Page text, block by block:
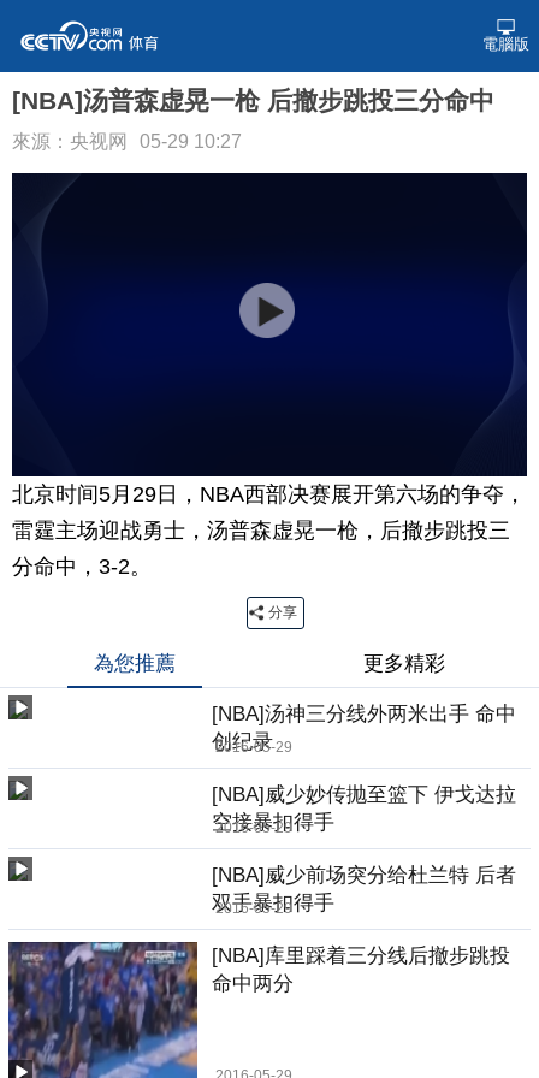
電腦版
[NBA]汤普森虚晃一枪 后撤步跳投三分命中
來源：央视网 05-29 10:27
北京时间5月29日，NBA西部决赛展开第六场的争夺，
雷霆主场迎战勇士，汤普森虚晃一枪，后撤步跳投三
分命中，3-2。
分享
為您推薦 更多精彩
[NBA]汤神三分线外两米出手 命中
创纪录
2016-05-29
[NBA]威少妙传抛至篮下 伊戈达拉
空接暴扣得手
2016-05-29
[NBA]威少前场突分给杜兰特 后者
双手暴扣得手
2016-05-29
[NBA]库里踩着三分线后撤步跳投
命中两分